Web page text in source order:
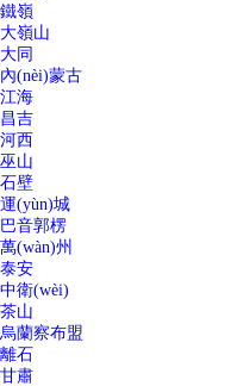
鐵嶺
大嶺山
大同
內(nèi)蒙古
江海
昌吉
河西
巫山
石壁
運(yùn)城
巴音郭楞
萬(wàn)州
泰安
中衛(wèi)
茶山
烏蘭察布盟
離石
甘肅